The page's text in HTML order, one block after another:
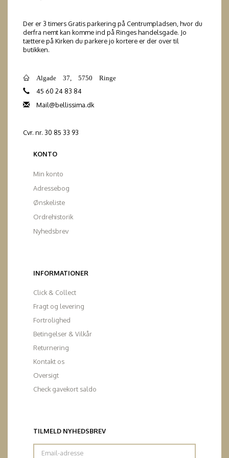
Der er 3 timers Gratis parkering på Centrumpladsen, hvor du
derfra nemt kan komme ind på Ringes handelsgade. Jo
tættere på Kirken du parkere jo kortere er der over til
butikken.
Algade 37, 5750 Ringe
45 60 24 83 84
Mail@bellissima.dk
Cvr. nr. 30 85 33 93
KONTO
Min konto
Adressebog
Ønskeliste
Ordrehistorik
Nyhedsbrev
INFORMATIONER
Click & Collect
Fragt og levering
Fortrolighed
Betingelser & Vilkår
Returnering
Kontakt os
Oversigt
Check gavekort saldo
TILMELD NYHEDSBREV
Email-
adresse